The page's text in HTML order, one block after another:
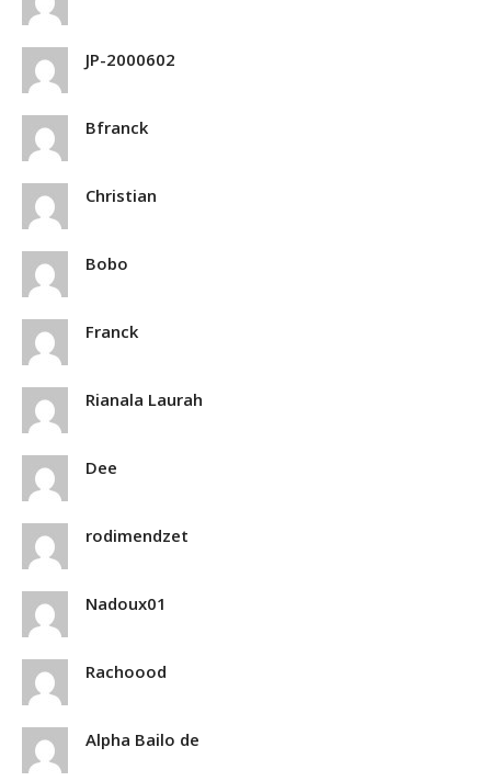
JP-2000602
Bfranck
Christian
Bobo
Franck
Rianala Laurah
Dee
rodimendzet
Nadoux01
Rachoood
Alpha Bailo de